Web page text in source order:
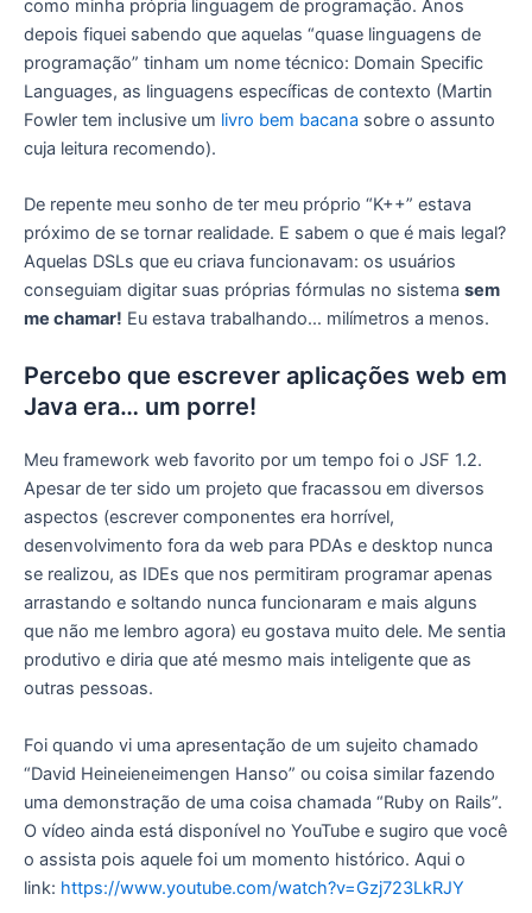
como minha própria linguagem de programação. Anos
depois fiquei sabendo que aquelas “quase linguagens de
programação” tinham um nome técnico: Domain Specific
Languages, as linguagens específicas de contexto (Martin
Fowler tem inclusive um livro bem bacana sobre o assunto
cuja leitura recomendo).
De repente meu sonho de ter meu próprio “K++” estava
próximo de se tornar realidade. E sabem o que é mais legal?
Aquelas DSLs que eu criava funcionavam: os usuários
conseguiam digitar suas próprias fórmulas no sistema sem
me chamar! Eu estava trabalhando… milímetros a menos.
Percebo que escrever aplicações web em
Java era… um porre!
Meu framework web favorito por um tempo foi o JSF 1.2.
Apesar de ter sido um projeto que fracassou em diversos
aspectos (escrever componentes era horrível,
desenvolvimento fora da web para PDAs e desktop nunca
se realizou, as IDEs que nos permitiram programar apenas
arrastando e soltando nunca funcionaram e mais alguns
que não me lembro agora) eu gostava muito dele. Me sentia
produtivo e diria que até mesmo mais inteligente que as
outras pessoas.
Foi quando vi uma apresentação de um sujeito chamado
“David Heineieneimengen Hanso” ou coisa similar fazendo
uma demonstração de uma coisa chamada “Ruby on Rails”.
O vídeo ainda está disponível no YouTube e sugiro que você
o assista pois aquele foi um momento histórico. Aqui o
link: https://www.youtube.com/watch?v=Gzj723LkRJY